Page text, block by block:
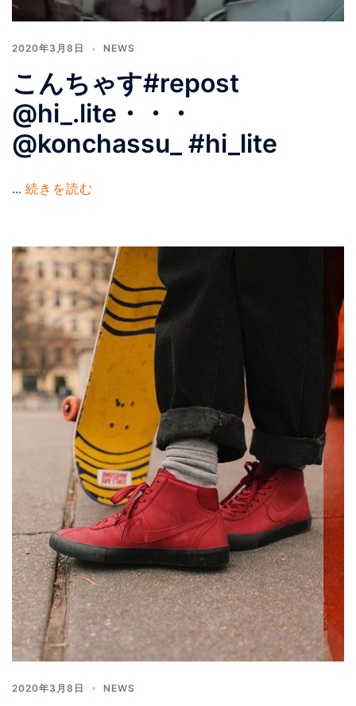
2020年3月8日 NEWS
こんちゃす#repost
@hi_.lite・・・
@konchassu_ #hi_lite
... 続きを読む
2020年3月8日 NEWS